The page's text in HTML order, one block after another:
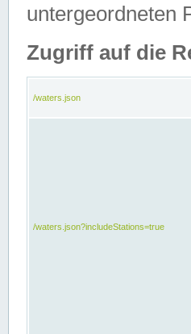
untergeordneten
Zugriff auf die
/waters.json
/waters.json?includeStations=true